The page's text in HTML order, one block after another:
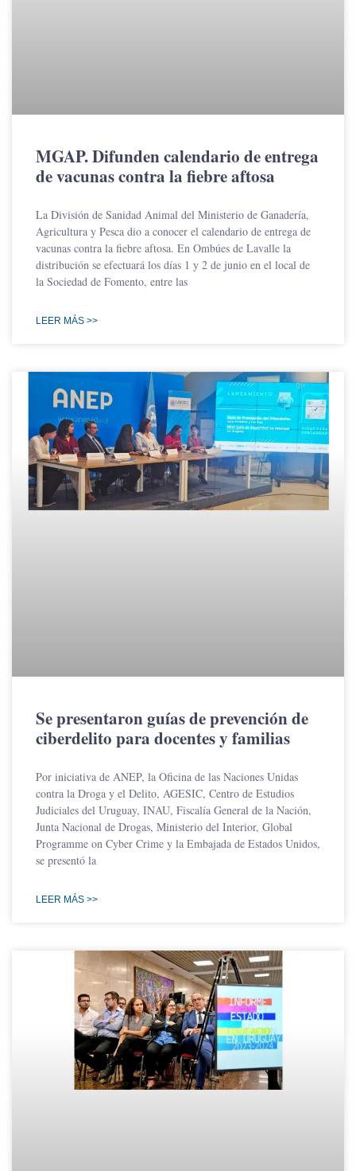
MGAP. Difunden calendario de entrega
de vacunas contra la fiebre aftosa
La División de Sanidad Animal del Ministerio de Ganadería,
Agricultura y Pesca dio a conocer el calendario de entrega de
vacunas contra la fiebre aftosa. En Ombúes de Lavalle la
distribución se efectuará los días 1 y 2 de junio en el local de
la Sociedad de Fomento, entre las
LEER MÁS >>
Se presentaron guías de prevención de
ciberdelito para docentes y familias
Por iniciativa de ANEP, la Oficina de las Naciones Unidas
contra la Droga y el Delito, AGESIC, Centro de Estudios
Judiciales del Uruguay, INAU, Fiscalía General de la Nación,
Junta Nacional de Drogas, Ministerio del Interior, Global
Programme on Cyber Crime y la Embajada de Estados Unidos,
se presentó la
LEER MÁS >>